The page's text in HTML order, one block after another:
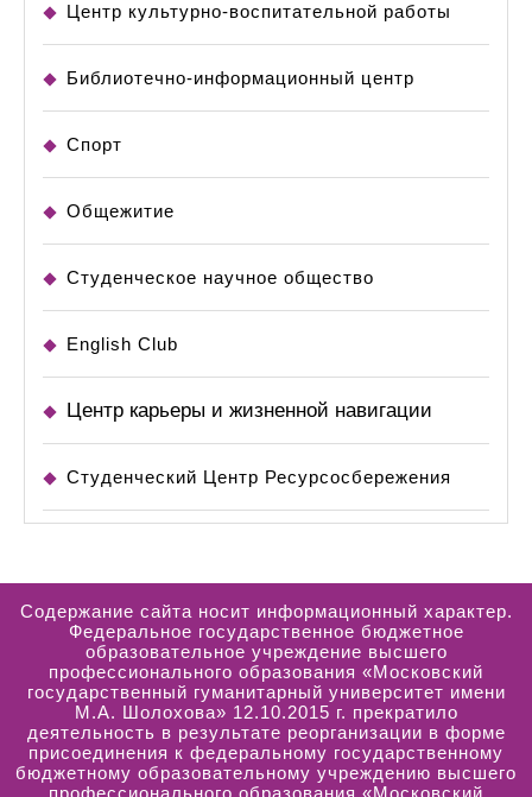
Центр культурно-воспитательной работы
Библиотечно-информационный центр
Спорт
Общежитие
Студенческое научное общество
English Club
Центр карьеры и жизненной навигации
Студенческий Центр Ресурсосбережения
Содержание сайта носит информационный характер.
Федеральное государственное бюджетное
образовательное учреждение высшего
профессионального образования «Московский
государственный гуманитарный университет имени
М.А. Шолохова» 12.10.2015 г. прекратило
деятельность в результате реорганизации в форме
присоединения к федеральному государственному
бюджетному образовательному учреждению высшего
профессионального образования «Московский